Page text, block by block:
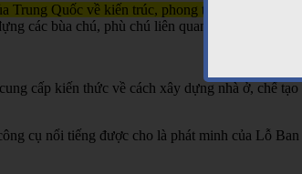
Trung Quốc về kiến trúc, phong thủy và kỹ
các bùa chú, phù chú liên quan đến việc
cấp kiến thức về cách xây dựng nhà ở, chế
cụ nổi tiếng được cho là phát minh của Lỗ